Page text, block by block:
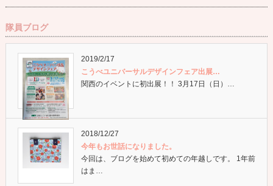
隊員ブログ
2019/2/17
こうべユニバーサルデザインフェア出展…
関西のイベントに初出展！！ 3月17日（日）…
2018/12/27
今年もお世話になりました。
今回は、ブログを始めて初めての年越しです。 1年前
はま…